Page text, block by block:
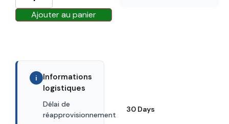
Ajouter au panier
i
Informations
logistiques
Délai de
réapprovisionnement
30 Days